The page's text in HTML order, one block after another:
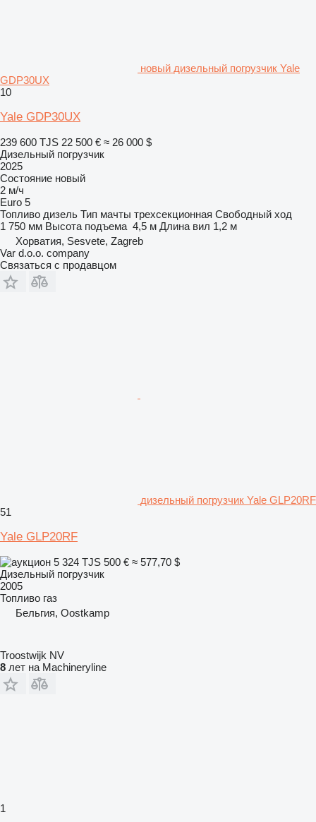
новый дизельный погрузчик Yale
GDP30UX
10
Yale GDP30UX
239 600 TJS 22 500 € ≈ 26 000 $
Дизельный погрузчик
2025
Состояние новый
2 м/ч
Euro 5
Топливо дизель Тип мачты трехсекционная Свободный ход
1 750 мм Высота подъема 4,5 м Длина вил 1,2 м
Хорватия, Sesvete, Zagreb
Var d.o.o. company
Связаться с продавцом
дизельный погрузчик Yale GLP20RF
51
Yale GLP20RF
5 324 TJS 500 € ≈ 577,70 $
Дизельный погрузчик
2005
Топливо газ
Бельгия, Oostkamp
Troostwijk NV
8 лет на Machineryline
1